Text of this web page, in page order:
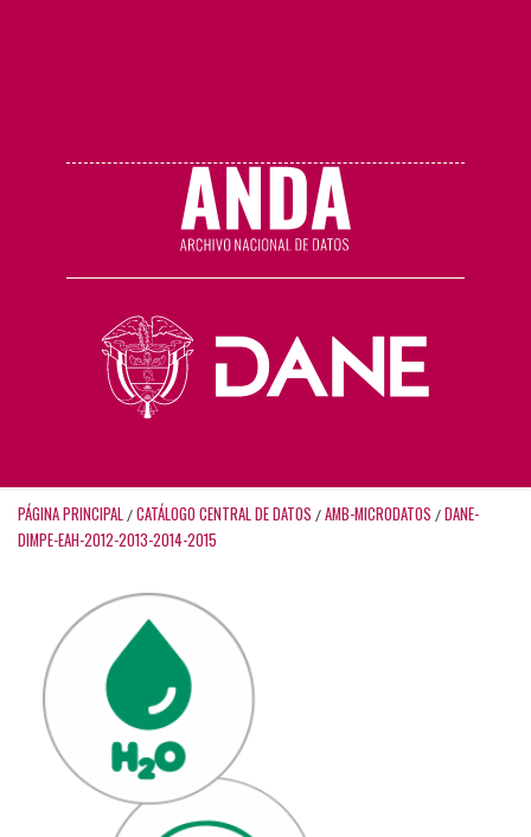
PÁGINA PRINCIPAL / CATÁLOGO CENTRAL DE DATOS / AMB-MICRODATOS / DANE-
DIMPE-EAH-2012-2013-2014-2015